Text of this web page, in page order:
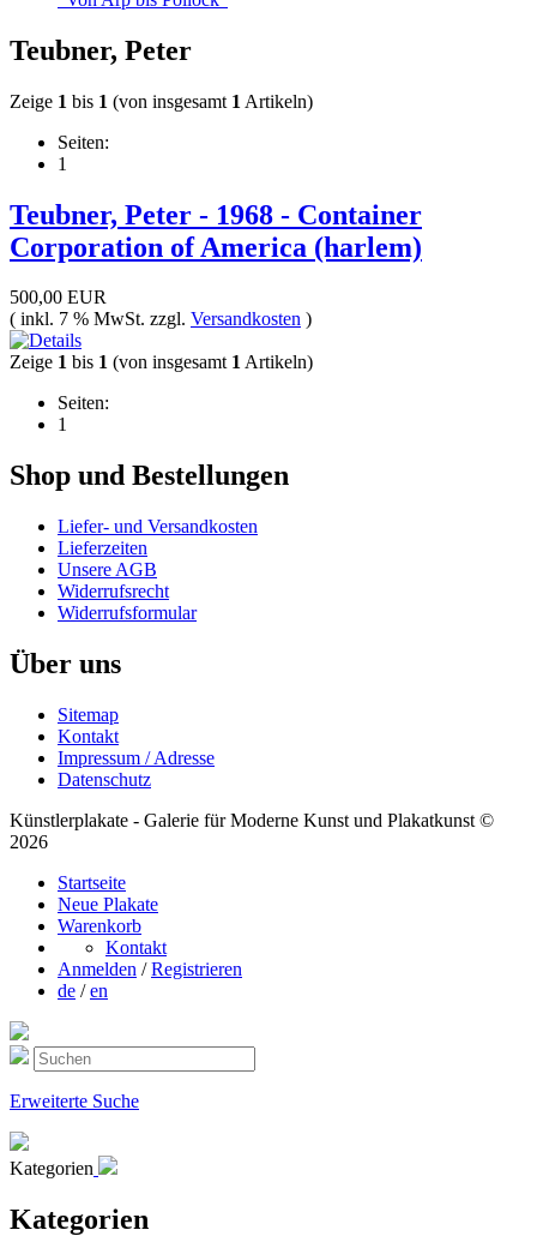
Teubner, Peter
Zeige 1 bis 1 (von insgesamt 1 Artikeln)
Seiten:
1
Teubner, Peter - 1968 - Container
Corporation of America (harlem)
500,00 EUR
( inkl. 7 % MwSt. zzgl. Versandkosten )
Zeige 1 bis 1 (von insgesamt 1Artikeln)
Seiten:
1
Shop und Bestellungen
Liefer- und Versandkosten
Lieferzeiten
Unsere AGB
Widerrufsrecht
Widerrufsformular
Über uns
Sitemap
Kontakt
Impressum / Adresse
Datenschutz
Künstlerplakate - Galerie für Moderne Kunst und Plakatkunst ©
2026
Startseite
Neue Plakate
Warenkorb
Kontakt
Anmelden / Registrieren
de /en
Erweiterte Suche
Kategorien
Kategorien